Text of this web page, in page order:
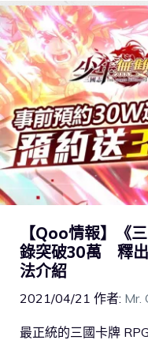
【Qoo情報】《
錄突破30萬 釋
法介紹
2021/04/21 作者: Mr.
最正統的三國卡牌